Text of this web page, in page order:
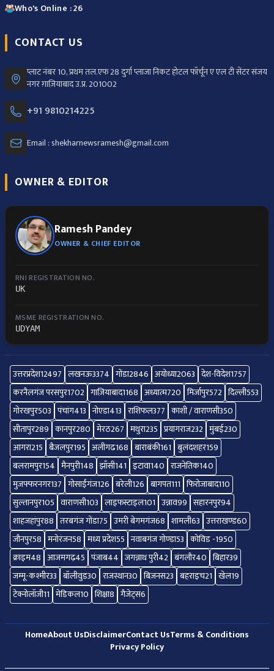
Who's Online : 26
CONTACT US
प्लाट नंबर 10, प्रथम तल.एफ 28 दुर्गा प्लाजा निकट होटल फॉर्चून ए एल टी सेंटर संजय
नगर ग़ाज़ियाबाद उ.प्र. 201002
+91 9810214225
Email : shekharnewsramesh@gmail.com
OWNER & EDITOR
Ramesh Pandey
OWNER & CHIEF EDITOR
RNI REGISTRATION NO.
UK
MSME REGISTRATION NO.
UDYAM
उत्तरप्रदेश12497 लखनऊ3374 गोंडा2846 अयोध्या2063 देश-विदेश1757
करनैलगंज परसपुर1702 गाज़ियाबाद1168 अध्यात्म720 मिर्जापुर572 दिल्ली553
गोरखपुर503 पंचांग413 नोएडा413 राशिफल377 काशी / वाराणसी350
सीतापुर289 कानपुर280 मेरठ267 मथुरा235 प्रयागराज232 मुंबई230
आगरा215 बैजलपुर195 अलीगढ168 बाराबंकी161 बुलंदशहर159
बलरामपुर154 मैनपुरी148 झाँसी141 इटावा140 राजनेतिक140
मुजफ्फरनगर137 गोसाईंगंज126 बरेली126 बागपत111 फिरोजाबाद110
सुल्तानपुर105 वाराणसी103 लाइफस्टाइल101 उन्नाव99 सहारनपुर94
शाहजहांपुर88 तरबगंज गोंडा75 उमरी बेगमगंज68 शामली63 उत्तराखण्ड60
जौनपुर58 मनोरंजन58 मध्य प्रदेश55 नवाबगंज गोण्डा53 कोविड -1950
क्राइम48 आजमगढ़45 पंजाब44 जगन्नाथ पुरी42 बंगलौर40 बिहार39
जम्मू-कश्मीर33 बॉलीवुड30 राजस्थान30 बिज़नस23 बहराइच21 खेल19
टेक्नोलॉजी11 मेडिकल10 शिक्षा8 गैजेट्स6
HomeAbout UsDisclaimerContact UsTerms & Conditions
Privacy Policy